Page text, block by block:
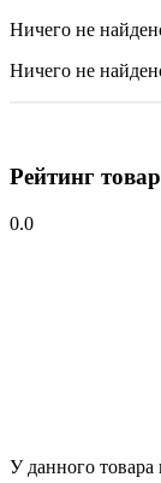
Ничего не
Ничего не
Рейтинг
0.0
У данного товара